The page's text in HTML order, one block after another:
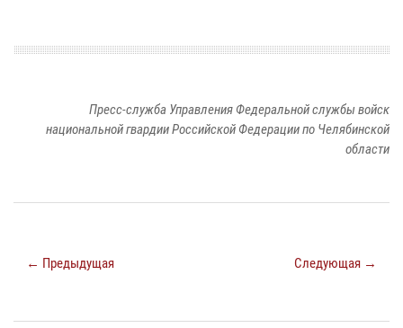
Пресс-служба Управления Федеральной службы войск
национальной гвардии Российской Федерации по Челябинской
области
← Предыдущая Следующая →